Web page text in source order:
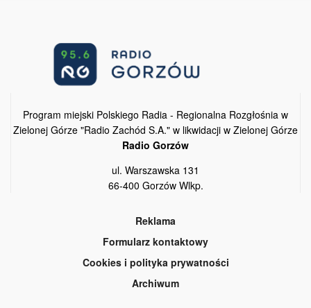
Program miejski Polskiego Radia - Regionalna Rozgłośnia w
Zielonej Górze "Radio Zachód S.A." w likwidacji w Zielonej Górze
Radio Gorzów
ul. Warszawska 131
66-400 Gorzów Wlkp.
Reklama
Formularz kontaktowy
Cookies i polityka prywatności
Archiwum